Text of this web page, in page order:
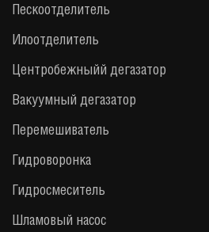
Пескоотделитель
Илоотделитель
Центробежныйй дегазатор
Вакуумный дегазатор
Перемешиватель
Гидроворонка
Гидросмеситель
Шламовый насос